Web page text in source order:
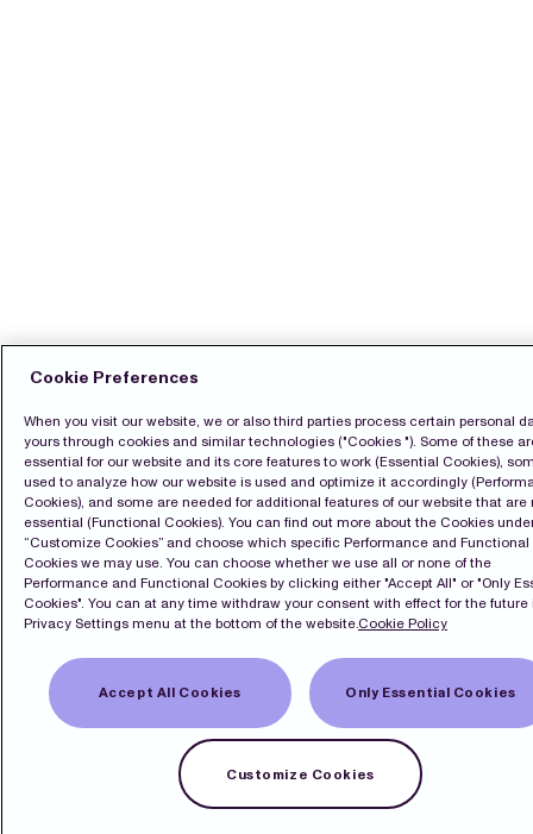
Kontakt
Pressrum
Prenumerera
LinkedIn
English
Cookie Preferences
When you visit our website, we or also third parties process certain personal
yours through cookies and similar technologies ("Cookies "). Some of these
essential for our website and its core features to work (Essential Cookies),
used to analyze how our website is used and optimize it accordingly
Cookies), and some are needed for additional features of our website that are
essential (Functional Cookies). You can find out more about the Cookies
“Customize Cookies” and choose which specific Performance and Functional
Cookies we may use. You can choose whether we use all or none of the
Performance and Functional Cookies by clicking either "Accept All" or "Only
Cookies". You can at any time withdraw your consent with effect for the future
Privacy Settings menu at the bottom of the website.Cookie Policy
Accept All Cookies Only Essential Cookies
Customize Cookies